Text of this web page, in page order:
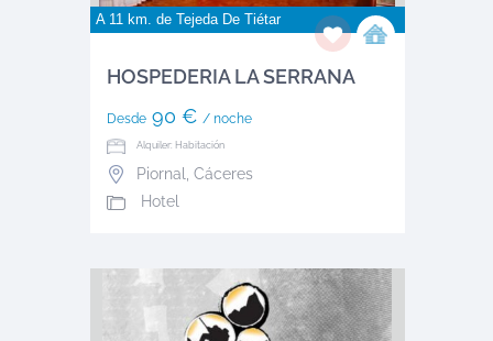
A 11 km. de Tejeda De Tiétar
HOSPEDERIA LA SERRANA
Desde90 € / noche
Alquiler: Habitación
Piornal
Cáceres
Hotel